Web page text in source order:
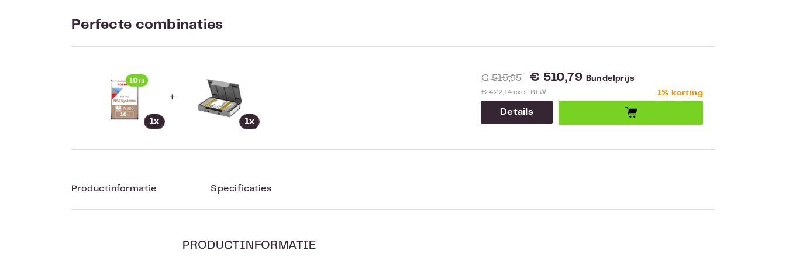
Perfecte combinaties
+
1x 1x
€ 515,95 € 510,79 Bundelprijs
€ 422,14 excl. BTW 1% korting
Details
Productinformatie Specificaties
PRODUCTINFORMATIE